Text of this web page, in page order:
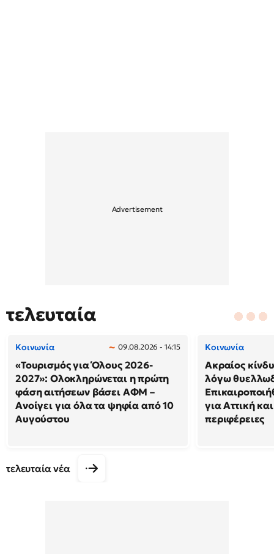
τελευταία
Κοινωνία 09.08.2026 - 14:15
«Τουρισμός για Όλους 2026-
2027»: Ολοκληρώνεται η πρώτη
φάση αιτήσεων βάσει ΑΦΜ –
Ανοίγει για όλα τα ψηφία από 10
Αυγούστου
Κοινωνία
Ακραίος
λόγω
για Αττική
περιφέρειες
τελευταία νέα